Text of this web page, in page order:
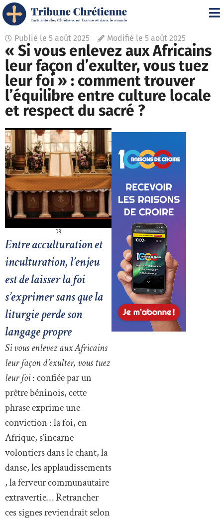
Publié le 5 août 2025 Modifié le 5 août 2025
« Si vous enlevez aux Africains
leur façon d’exulter, vous tuez
leur foi » : comment trouver
l’équilibre entre culture locale
et respect du sacré ?
DR
Entre acculturation et
inculturation, l’enjeu
est de laisser la foi
s’exprimer sans que la
liturgie perde son
langage propre
Si vous enlevez aux Africains
leur façon d’exulter, vous tuez
leur foi: confiée par un
prêtre béninois, cette
phrase exprime une
conviction : la foi, en
Afrique, s’incarne
volontiers dans le chant, la
danse, les applaudissements
, la ferveur communautaire
extravertie… Retrancher
ces signes reviendrait selon